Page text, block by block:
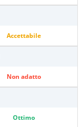
Accettabile
Non adatto
Ottimo